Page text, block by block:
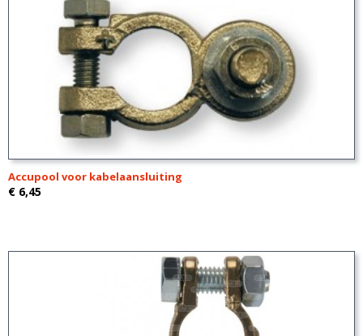
Accupool voor kabelaansluiting
€ 6,45